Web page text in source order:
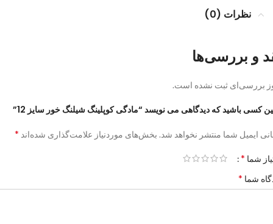
نظرات (0)
و بررسی‌ها
بررسی‌ای ثبت نشده است.
کسی باشید که دیدگاهی می نویسد “مادگی کوپلینگ شیلنگ خور سایز 12”
ایمیل شما منتشر نخواهد شد. بخش‌های موردنیاز علامت‌گذاری شده‌اند *
شما *
شما *